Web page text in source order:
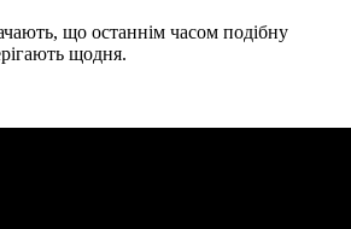
що останнім часом подібну
щодня.